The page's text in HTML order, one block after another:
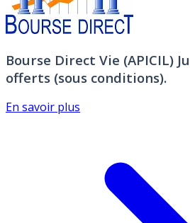
Bourse Direct Vie (APICIL)
offerts (sous conditions).
En savoir plus